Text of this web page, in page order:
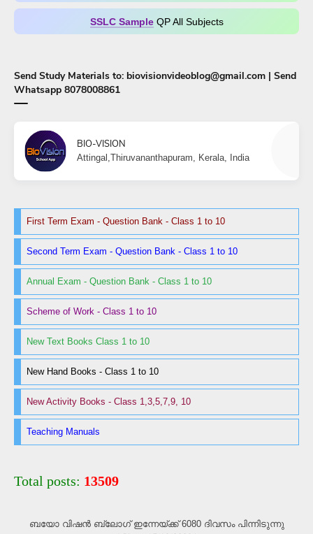
SSLC SampleQP All Subjects
Send Study Materials to: biovisionvideoblog@gmail.com | Send
Whatsapp 8078008861
BIO-VISION
Attingal,Thiruvananthapuram, Kerala, India
First Term Exam - Question Bank - Class 1 to 10
Second Term Exam - Question Bank - Class 1 to 10
Annual Exam - Question Bank - Class 1 to 10
Scheme of Work - Class 1 to 10
New Text Books Class 1 to 10
New Hand Books - Class 1 to 10
New Activity Books - Class 1,3,5,7,9, 10
Teaching Manuals
Total posts: 13509
ബയോ വിഷൻ ബ്ലോഗ്‌ ഇന്നേയ്ക്ക് 6080 ദിവസം പിന്നിടുന്നു